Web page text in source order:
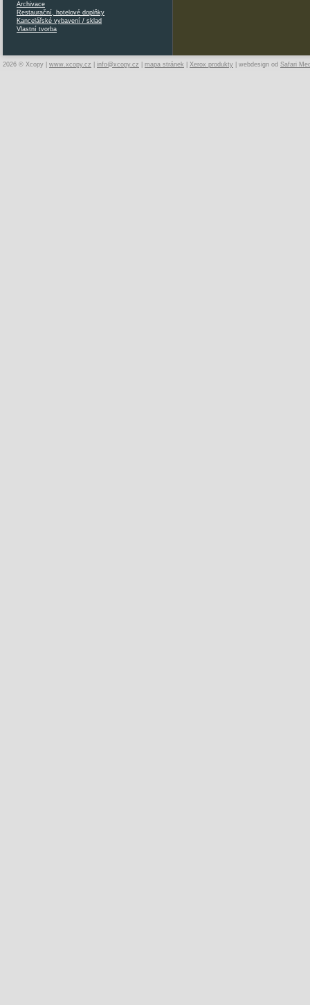
Archivace
Restaurační, hotelové doplňky
Kancelářské vybavení / sklad
Vlastní tvorba
2026 © Xcopy | www.xcopy.cz info@xcopy.cz mapa stránek Xerox produkty | webdesign od Safari